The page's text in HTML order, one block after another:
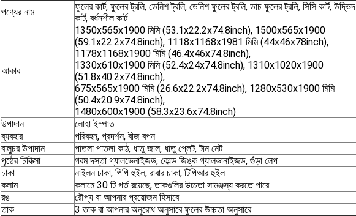
পণ্যের নাম
ফুলের কার্ট, ফুলের ট্রলি, ডেনিশ ট্রলি, ডেনিশ ফুলের ট্রলি, ডাচ ফুলের ট্রলি, সিসি কার্ট, উদ্ভিদ
কার্ট, বর্ধনশীল কার্ট
আকার
1350x565x1900 মিমি (53.1x22.2x74.8inch), 1500x565x1900
(59.1x22.2x74.8inch), 1118x1168x1981 মিমি (44x46x78inch),
1178x1168x1900 মিমি (46.4x46x74.8inch),
1330x610x1900 মিমি (52.4x24x74.8inch), 1310x1020x1900
(51.8x40.2x74.8inch),
675x565x1900 মিমি (26.6x22.2x74.8inch), 1280x530x1900 মিমি
(50.4x20.9x74.8inch),
1480x600x1900 (58.3x23.6x74.8inch)
উপাদান
লোহা ইস্পাত
ব্যবহার
পরিবহন, প্রদর্শন, বীজ বপন
বালুচর উপাদান
পাতলা পাতলা কাঠ, ধাতু জাল, ধাতু প্লেট, টান নেট
পৃষ্ঠের চিকিত্সা
গরম দস্তা গ্যালভেনাইজড, কোল্ড জিঙ্ক গ্যালভানাইজড, গুঁড়া লেপ
চাকা
নাইলন চাকা, পিপি হুইল, রাবার চাকা, টিপিআর হুইল
কলাম
কলামে 30 টি গর্ত রয়েছে, তাকগুলির উচ্চতা সামঞ্জস্য করতে পারে
রঙ
রৌপ্য বা আপনার প্রয়োজন হিসাবে
তাক
3 তাক বা আপনার অনুরোধ অনুসারে ফুলের উচ্চতা অনুসারে